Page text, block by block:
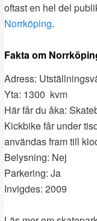
oftast en hel del
Norrköping.
Fakta om
Adress:
Yta: 1300 kvm
Här får du åka:
Kickbike får under
användas fram till
Belysning: Nej
Parkering: Ja
Invigdes: 2009